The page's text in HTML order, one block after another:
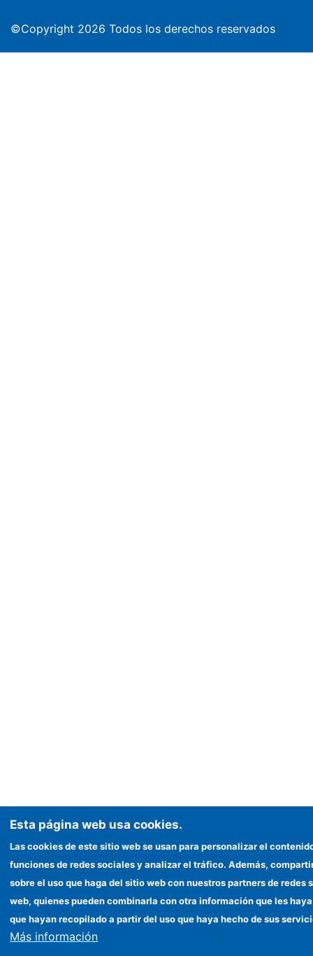
©Copyright 2026 Todos los derechos reservados
Esta página web usa cookies.
Las cookies de este sitio web se usan para personalizar el
funciones de redes sociales y analizar el tráfico. Además,
sobre el uso que haga del sitio web con nuestros partners de redes
web, quienes pueden combinarla con otra información que les
que hayan recopilado a partir del uso que haya hecho de sus
Más información